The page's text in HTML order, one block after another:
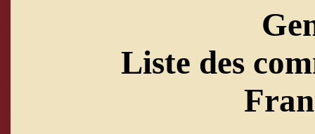
Liste des